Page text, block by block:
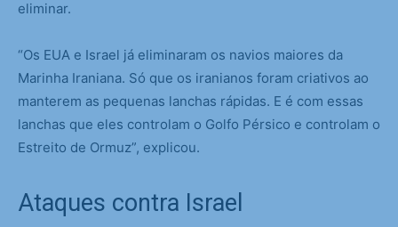
eliminar.
“Os EUA e Israel já eliminaram os navios maiores da
Marinha Iraniana. Só que os iranianos foram criativos ao
manterem as pequenas lanchas rápidas. E é com essas
lanchas que eles controlam o Golfo Pérsico e controlam o
Estreito de Ormuz”, explicou.
Ataques contra Israel